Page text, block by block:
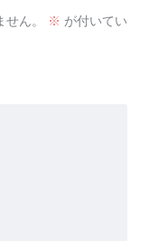
ん。 ※ が付いてい